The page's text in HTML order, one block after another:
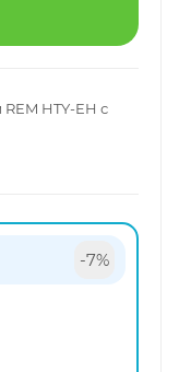
HTY-EH с
-7%